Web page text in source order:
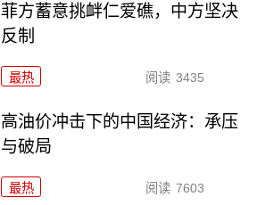
菲方蓄意挑衅仁爱礁，中方坚决
反制
最热 阅读 3435
高油价冲击下的中国经济：承压
与破局
最热 阅读 7603